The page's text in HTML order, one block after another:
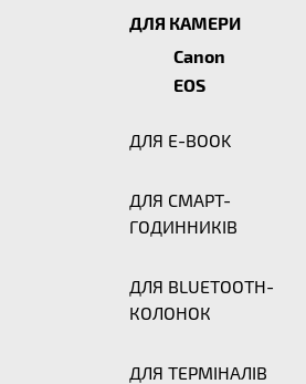
ДЛЯ КАМЕРИ
Canon
EOS
ДЛЯ E-BOOK
ДЛЯ СМАРТ-
ГОДИННИКІВ
ДЛЯ BLUETOOTH-
КОЛОНОК
ДЛЯ ТЕРМІНАЛІВ